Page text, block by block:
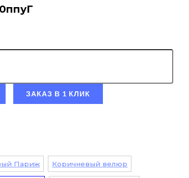
ЗАКАЗ В 1 КЛИК
Париж Коричневый велюр